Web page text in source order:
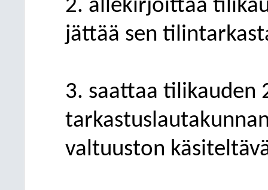
2. allekirjoittaa
jättää sen
3. saattaa tilikauden
valtuuston